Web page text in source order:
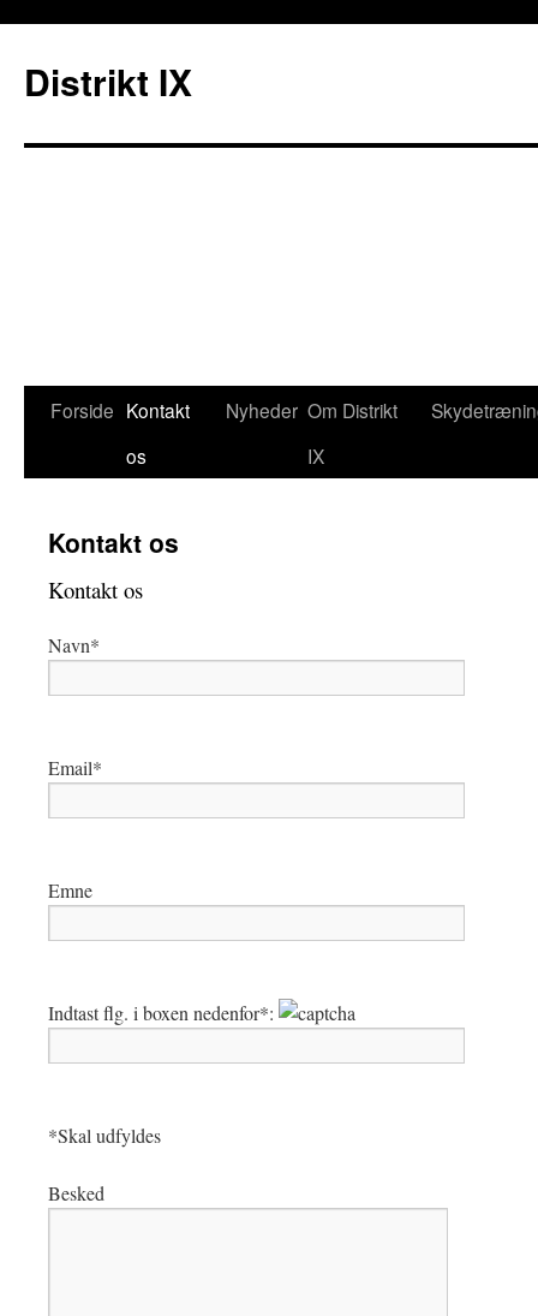
Distrikt IX
Forside Kontakt
os
Nyheder Om Distrikt
IX
Kontakt os
Kontakt os
Navn*
Email*
Emne
Indtast flg. i boxen nedenfor*:
*Skal udfyldes
Besked